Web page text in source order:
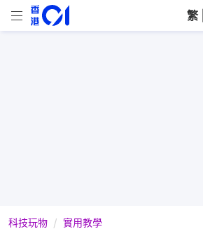
繁
科技玩物 實用教學